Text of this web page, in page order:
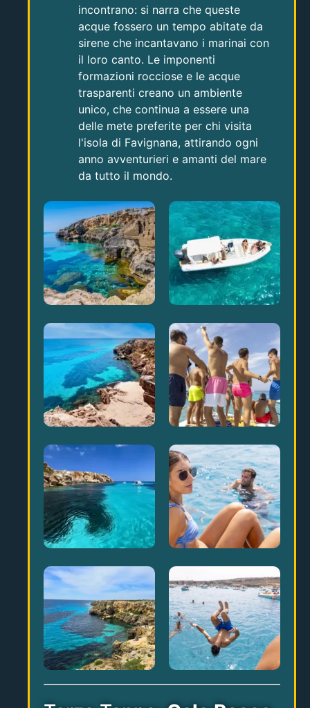
incontrano: si narra che queste
acque fossero un tempo abitate da
sirene che incantavano i marinai con
il loro canto. Le imponenti
formazioni rocciose e le acque
trasparenti creano un ambiente
unico, che continua a essere una
delle mete preferite per chi visita
l'isola di Favignana, attirando ogni
anno avventurieri e amanti del mare
da tutto il mondo.